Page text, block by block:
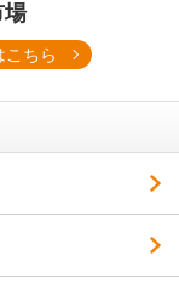
場
こちら